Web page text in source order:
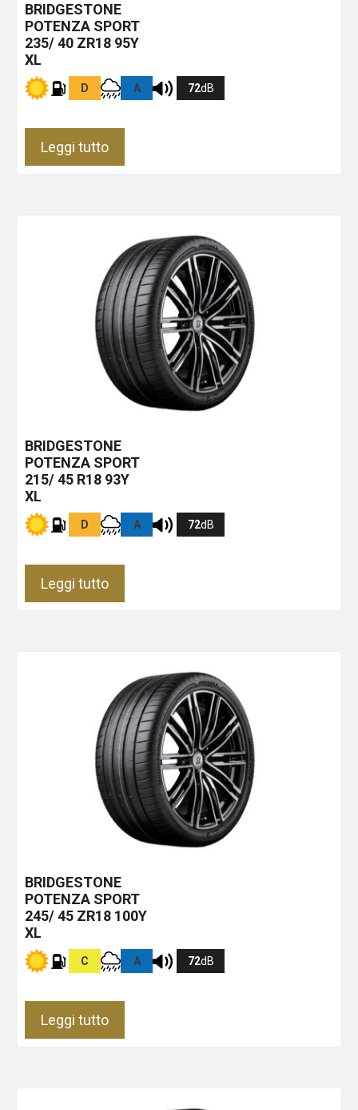
BRIDGESTONE
POTENZA SPORT
235/ 40 ZR18 95Y
XL
D A 72dB
Leggi tutto
BRIDGESTONE
POTENZA SPORT
215/ 45 R18 93Y
XL
D A 72dB
Leggi tutto
BRIDGESTONE
POTENZA SPORT
245/ 45 ZR18 100Y
XL
C A 72dB
Leggi tutto